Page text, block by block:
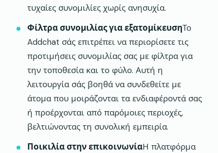
τυχαίες συνομιλίες χωρίς ανησυχία.
Φίλτρα συνομιλίας για εξατομίκευσηΤο
Addchat σάς επιτρέπει να περιορίσετε τις
προτιμήσεις συνομιλίας σας με φίλτρα για
την τοποθεσία και το φύλο. Αυτή η
λειτουργία σάς βοηθά να συνδεθείτε με
άτομα που μοιράζονται τα ενδιαφέροντά σας
ή προέρχονται από παρόμοιες περιοχές,
βελτιώνοντας τη συνολική εμπειρία.
Ποικιλία στην επικοινωνίαΗ πλατφόρμα